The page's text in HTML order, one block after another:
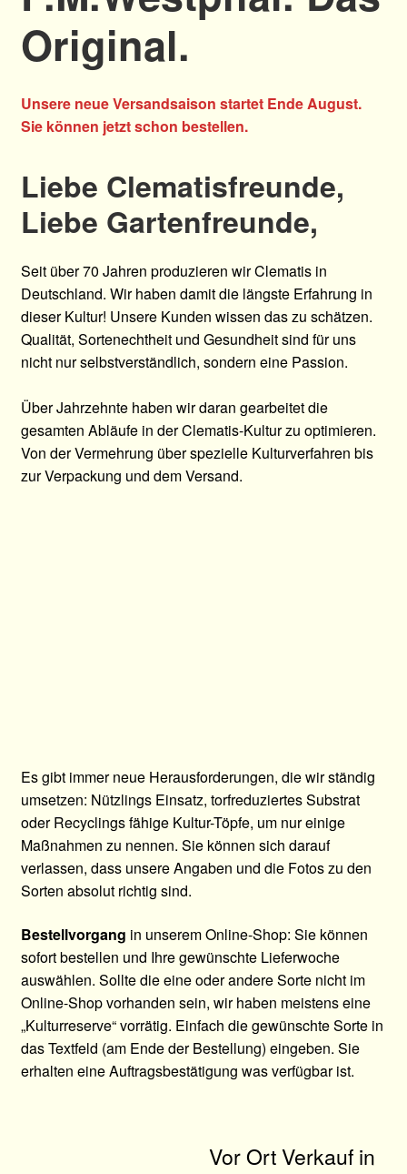
Ratgeber
Über Clematis
Warenkorb
Original.
Unsere neue Versandsaison startet Ende August.
Sie können jetzt schon bestellen.
Liebe Clematisfreunde,
Liebe Gartenfreunde,
Seit über 70 Jahren produzieren wir Clematis in
Deutschland. Wir haben damit die längste Erfahrung in
dieser Kultur! Unsere Kunden wissen das zu schätzen.
Qualität, Sortenechtheit und Gesundheit sind für uns
nicht nur selbstverständlich, sondern eine Passion.
Über Jahrzehnte haben wir daran gearbeitet die
gesamten Abläufe in der Clematis-Kultur zu optimieren.
Von der Vermehrung über spezielle Kulturverfahren bis
zur Verpackung und dem Versand.
Es gibt immer neue Herausforderungen, die wir ständig
umsetzen: Nützlings Einsatz, torfreduziertes Substrat
oder Recyclings fähige Kultur-Töpfe, um nur einige
Maßnahmen zu nennen. Sie können sich darauf
verlassen, dass unsere Angaben und die Fotos zu den
Sorten absolut richtig sind.
Bestellvorgang in unserem Online-Shop: Sie können
sofort bestellen und Ihre gewünschte Lieferwoche
auswählen. Sollte die eine oder andere Sorte nicht im
Online-Shop vorhanden sein, wir haben meistens eine
„Kulturreserve“ vorrätig. Einfach die gewünschte Sorte in
das Textfeld (am Ende der Bestellung) eingeben. Sie
erhalten eine Auftragsbestätigung was verfügbar ist.
Vor Ort Verkauf in